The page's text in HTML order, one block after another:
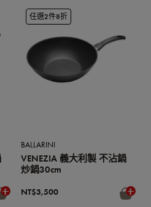
任選2件8折
BALLARINI
VENEZIA 義大利製 不沾鍋
炒鍋30cm
NT$3,500